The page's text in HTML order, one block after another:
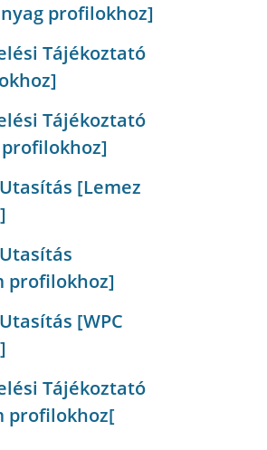
profilokhoz]
Tájékoztató
Tájékoztató
[Lemez
profilokhoz]
[WPC
Tájékoztató
profilokhoz[